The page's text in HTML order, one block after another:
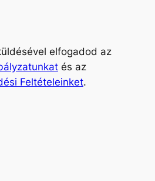
elfogadod az
és az
Feltételeinket.